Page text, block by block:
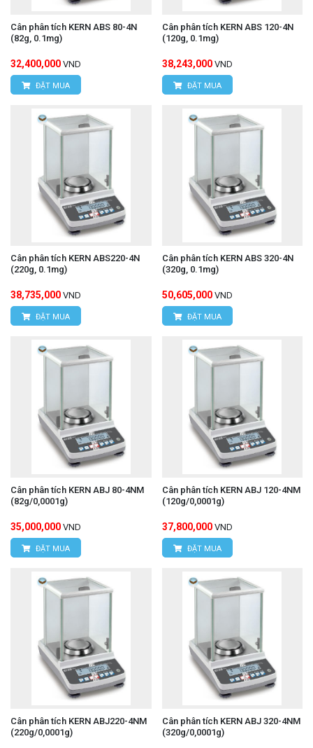
Cân phân tích KERN ABS 80-4N
(82g, 0.1mg)
32,400,000 VND
ĐẶT MUA
Cân phân tích KERN ABS 120-4N
(120g, 0.1mg)
38,243,000 VND
ĐẶT MUA
Cân phân tích KERN ABS220-4N
(220g, 0.1mg)
38,735,000 VND
ĐẶT MUA
Cân phân tích KERN ABS 320-4N
(320g, 0.1mg)
50,605,000 VND
ĐẶT MUA
Cân phân tích KERN ABJ 80-4NM
(82g/0,0001g)
35,000,000 VND
ĐẶT MUA
Cân phân tích KERN ABJ 120-4NM
(120g/0,0001g)
37,800,000 VND
ĐẶT MUA
Cân phân tích KERN ABJ220-4NM
(220g/0,0001g)
Cân phân tích KERN ABJ 320-4NM
(320g/0,0001g)